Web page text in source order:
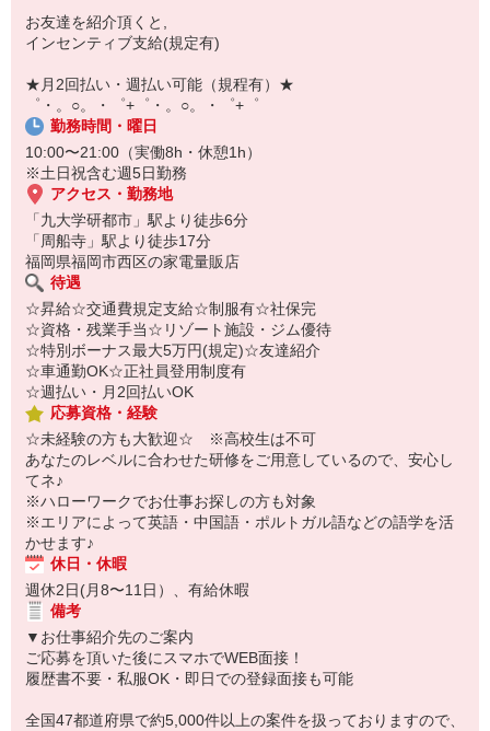
【スマホ面接実施中】
￣￣￣￣￣￣￣￣￣
自宅に居ながらスマホでカンタン面接OK！
オンライン面談なのでスピード対応。
お友達を紹介頂くと,
インセンティブ支給(規定有)
★月2回払い・週払い可能（規程有）★
゜・。○。・゜+゜・。○。・゜+゜
勤務時間・曜日
10:00〜21:00（実働8h・休憩1h）
※土日祝含む週5日勤務
アクセス・勤務地
「九大学研都市」駅より徒歩6分
「周船寺」駅より徒歩17分
福岡県福岡市西区の家電量販店
待遇
☆昇給☆交通費規定支給☆制服有☆社保完
☆資格・残業手当☆リゾート施設・ジム優待
☆特別ボーナス最大5万円(規定)☆友達紹介
☆車通勤OK☆正社員登用制度有
☆週払い・月2回払いOK
応募資格・経験
☆未経験の方も大歓迎☆ ※高校生は不可
あなたのレベルに合わせた研修をご用意しているので、安心し
てネ♪
※ハローワークでお仕事お探しの方も対象
※エリアによって英語・中国語・ポルトガル語などの語学を活
かせます♪
休日・休暇
週休2日(月8〜11日）、有給休暇
備考
▼お仕事紹介先のご案内
ご応募を頂いた後にスマホでWEB面接！
履歴書不要・私服OK・即日での登録面接も可能
全国47都道府県で約5,000件以上の案件を扱っておりますので、